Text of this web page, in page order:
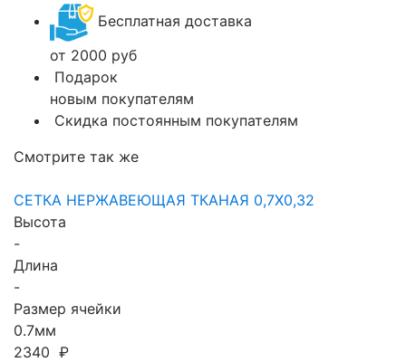
Бесплатная доставка
от 2000 руб
Подарок
новым покупателям
Скидка постоянным покупателям
Смотрите так же
СЕТКА НЕРЖАВЕЮЩАЯ ТКАНАЯ 0,7X0,32
Высота
-
Длина
-
Размер ячейки
0.7мм
2340 ₽